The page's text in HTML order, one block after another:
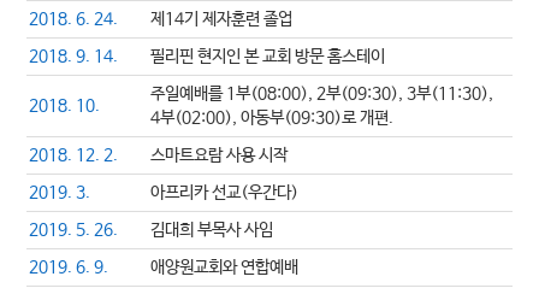
2018. 6. 24.
제14기 제자훈련 졸업
2018. 9. 14.
필리핀 현지인 본 교회 방문 홈스테이
2018. 10.
주일예배를 1부(08:00), 2부(09:30), 3부(11:30),
4부(02:00), 아동부(09:30)로 개편.
2018. 12. 2.
스마트요람 사용 시작
2019. 3.
아프리카 선교(우간다)
2019. 5. 26.
김대희 부목사 사임
2019. 6. 9.
애양원교회와 연합예배